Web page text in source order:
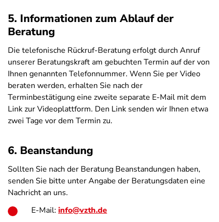
5. Informationen zum Ablauf der
Beratung
Die telefonische Rückruf-Beratung erfolgt durch Anruf
unserer Beratungskraft am gebuchten Termin auf der von
Ihnen genannten Telefonnummer. Wenn Sie per Video
beraten werden, erhalten Sie nach der
Terminbestätigung eine zweite separate E-Mail mit dem
Link zur Videoplattform. Den Link senden wir Ihnen etwa
zwei Tage vor dem Termin zu.
6. Beanstandung
Sollten Sie nach der Beratung Beanstandungen haben,
senden Sie bitte unter Angabe der Beratungsdaten eine
Nachricht an uns.
E-Mail: info@vzth.de